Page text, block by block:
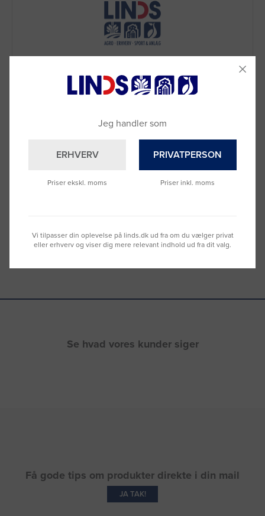
Brug for hjælp?
9992 0233
Vi sidder klar til at hjælpe dig.
Se hvad vores kunder siger
Få gode tips om produkter direkte i din mail
JA TAK!
Jeg handler som
ERHVERV
Priser ekskl. moms
PRIVATPERSON
Priser inkl. moms
Vi tilpasser din oplevelse på linds.dk ud fra om du vælger privat
eller erhverv og viser dig mere relevant indhold ud fra dit valg.